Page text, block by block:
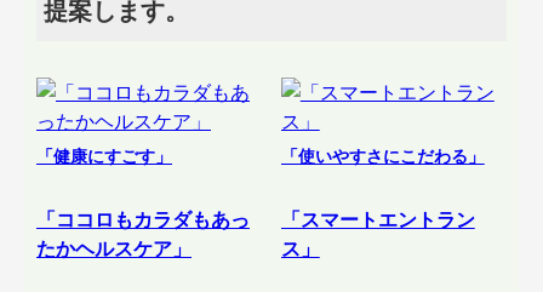
提案します。
「健康にすごす」
「ココロもカラダもあっ
たかヘルスケア」
「使いやすさにこだわる」
「スマートエントラン
ス」